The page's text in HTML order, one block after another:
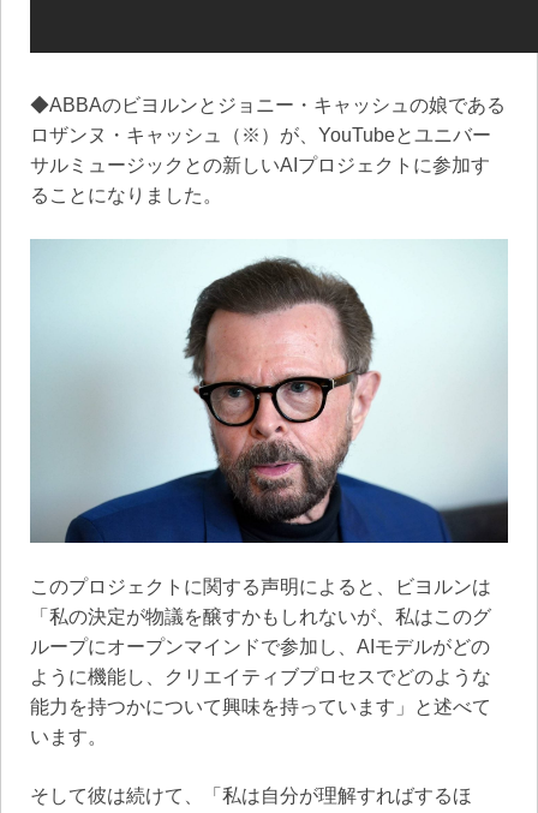
◆ABBAのビヨルンとジョニー・キャッシュの娘である
ロザンヌ・キャッシュ（※）が、YouTubeとユニバー
サルミュージックとの新しいAIプロジェクトに参加す
ることになりました。
このプロジェクトに関する声明によると、ビヨルンは
「私の決定が物議を醸すかもしれないが、私はこのグ
ループにオープンマインドで参加し、AIモデルがどの
ように機能し、クリエイティブプロセスでどのような
能力を持つかについて興味を持っています」と述べて
います。
そして彼は続けて、「私は自分が理解すればするほ